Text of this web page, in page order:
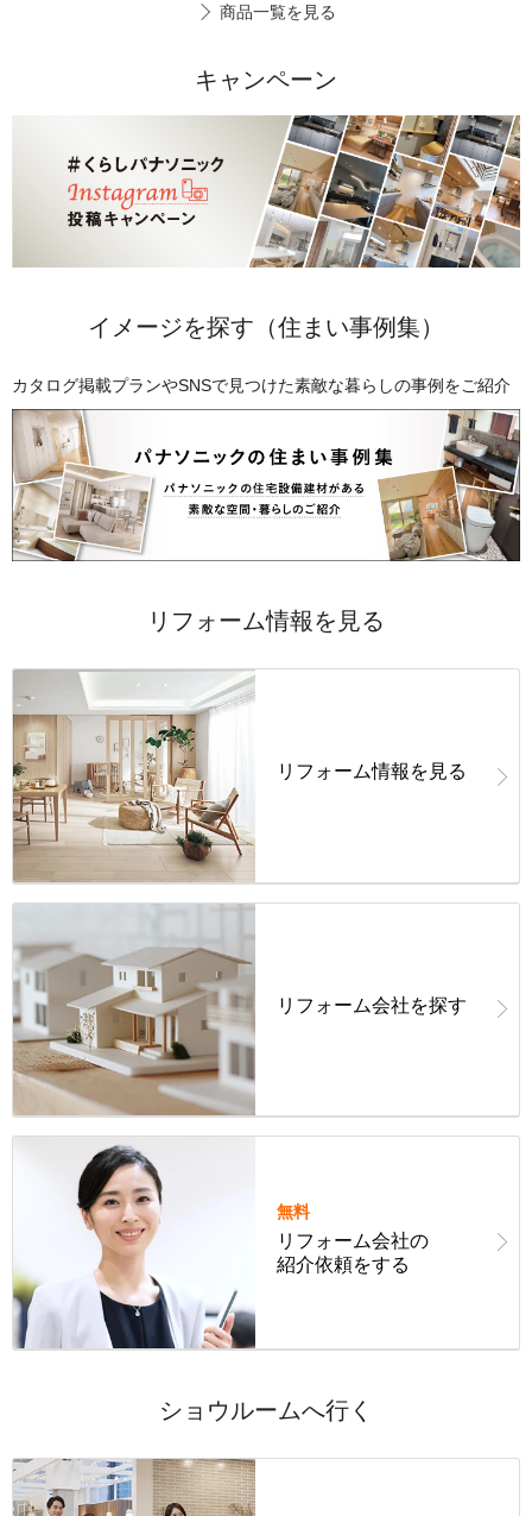
商品一覧を見る
キャンペーン
イメージを探す （住まい事例集）
カタログ掲載プランやSNSで見つけた素敵な暮らしの事例をご紹介
リフォーム情報を見る
リフォーム情報を見る
リフォーム会社を探す
無料
リフォーム会社の
紹介依頼をする
ショウルームへ行く